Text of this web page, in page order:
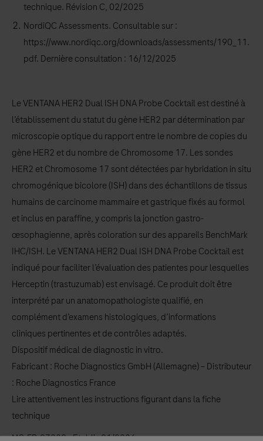
technique. Révision C, 02/2025
NordiQC Assessments. Consultable sur :
https://www.nordiqc.org/downloads/assessments/190_11.
pdf. Dernière consultation : 16/12/2025
Le VENTANA HER2 Dual ISH DNA Probe Cocktail est destiné à
l’établissement du statut du gène HER2 par détermination par
microscopie optique du rapport entre le nombre de copies du
gène HER2 et du nombre de Chromosome 17. Les sondes
HER2 et Chromosome 17 sont détectées par hybridation in situ
chromogénique bicolore (ISH) dans des échantillons de tissus
humains de carcinome mammaire et gastrique fixés au formol
et inclus en paraffine, y compris la jonction gastro-
œsophagienne, après coloration sur des appareils BenchMark
IHC/ISH. Le VENTANA HER2 Dual ISH DNA Probe Cocktail est
indiqué pour faciliter l’évaluation des patientes pour lesquelles
Herceptin (trastuzumab) est envisagé. Ce produit doit être
interprété par un anatomopathologiste qualifié, en
complément d’examens histologiques, d’informations
cliniques pertinentes et de contrôles adaptés.
Dispositif médical de diagnostic in vitro.
Fabricant : Roche Diagnostics GmbH (Allemagne) – Distributeur
: Roche Diagnostics France
Lire attentivement les instructions figurant dans la fiche
technique
MC-FR-03289 - Etabli : 01/2026